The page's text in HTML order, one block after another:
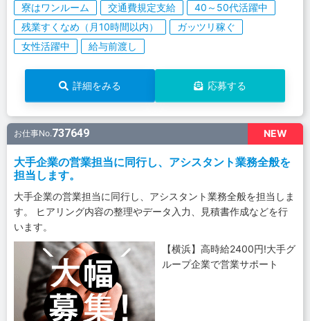
寮はワンルーム 交通費規定支給
40～50代活躍中
残業すくなめ（月10時間以内）
ガッツリ稼ぐ
女性活躍中
給与前渡し
詳細をみる 応募する
NEW
お仕事No.737649
大手企業の営業担当に同行し、アシスタント業務全般を
担当します。
大手企業の営業担当に同行し、アシスタント業務全般を担当しま
す。 ヒアリング内容の整理やデータ入力、見積書作成などを行
います。
【横浜】高時給2400円!大手グ
ループ企業で営業サポート